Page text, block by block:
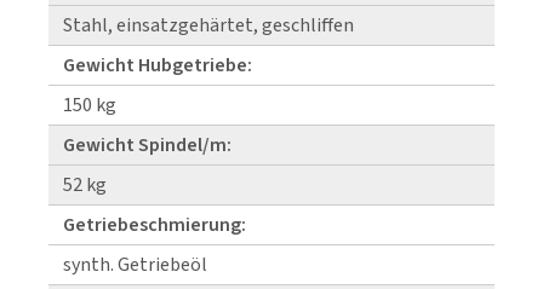
Stahl, einsatzgehärtet, geschliffen
Gewicht Hubgetriebe:
150 kg
Gewicht Spindel/m:
52 kg
Getriebeschmierung:
synth. Getriebeöl